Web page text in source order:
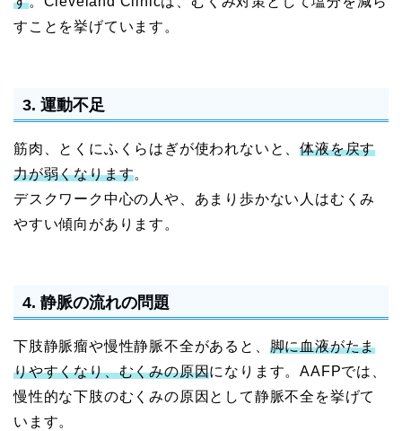
すことを挙げています。
3. 運動不足
筋肉、とくにふくらはぎが使われないと、体液を戻す
力が弱くなります。
デスクワーク中心の人や、あまり歩かない人はむくみ
やすい傾向があります。
4. 静脈の流れの問題
下肢静脈瘤や慢性静脈不全があると、 脚に血液がたま
りやすくなり、むくみの原因になります。AAFPでは、
慢性的な下肢のむくみの原因として静脈不全を挙げて
います。